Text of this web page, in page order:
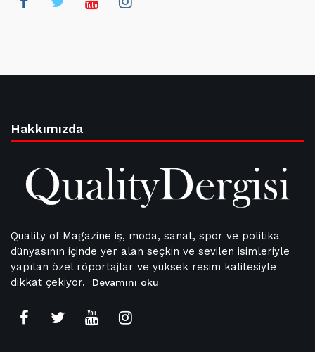
Hakkımızda
Quality of Magazine iş, moda, sanat, spor ve politika
dünyasının içinde yer alan seçkin ve sevilen isimleriyle
yapılan özel röportajlar ve yüksek resim kalitesiyle
dikkat çekiyor.
Devamını oku